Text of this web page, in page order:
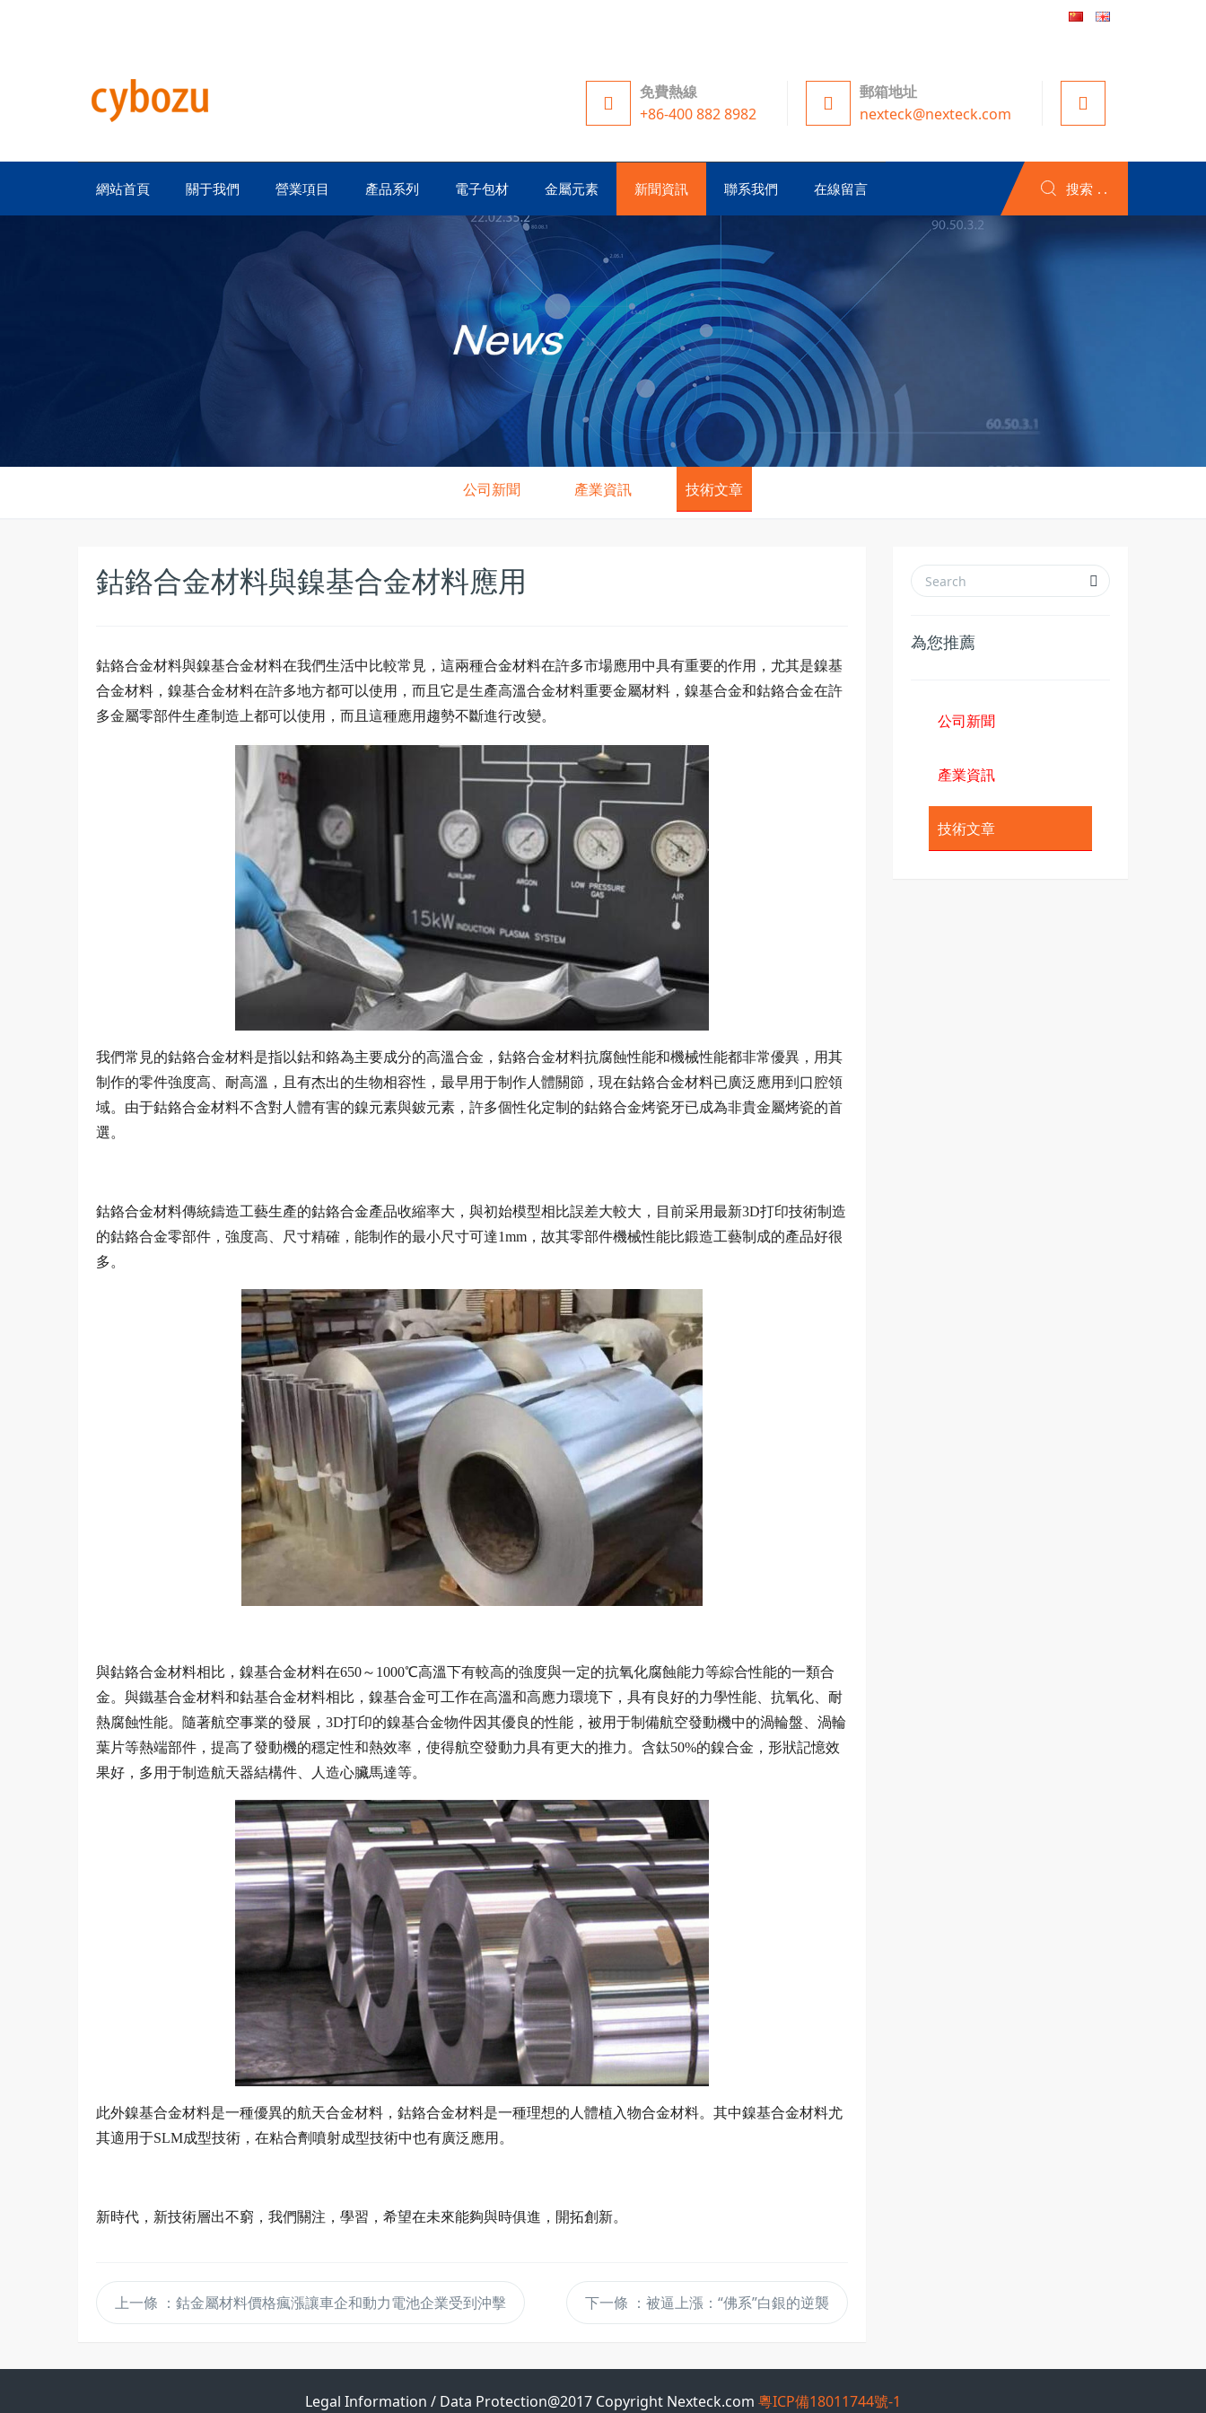
免費熱線
+86-400 882 8982
郵箱地址
nexteck@nexteck.com
網站首頁 關于我們 營業項目 產品系列 電子包材 金屬元素 新聞資訊 聯系我們 在線留言 搜索
公司新聞 產業資訊 技術文章
鈷鉻合金材料與鎳基合金材料應用
鈷鉻合金材料與鎳基合金材料在我們生活中比較常見，這兩種合金材料在許多市場應用中具有重要的作用，尤其是鎳基
合金材料，鎳基合金材料在許多地方都可以使用，而且它是生產高溫合金材料重要金屬材料，鎳基合金和鈷鉻合金在許
多金屬零部件生產制造上都可以使用，而且這種應用趨勢不斷進行改變。
我們常見的鈷鉻合金材料是指以鈷和鉻為主要成分的高溫合金，鈷鉻合金材料抗腐蝕性能和機械性能都非常優異，用其
制作的零件強度高、耐高溫，且有杰出的生物相容性，最早用于制作人體關節，現在鈷鉻合金材料已廣泛應用到口腔領
域。由于鈷鉻合金材料不含對人體有害的鎳元素與鈹元素，許多個性化定制的鈷鉻合金烤瓷牙已成為非貴金屬烤瓷的首
選。
鈷鉻合金材料傳統鑄造工藝生產的鈷鉻合金產品收縮率大，與初始模型相比誤差大較大，目前采用最新3D打印技術制造
的鈷鉻合金零部件，強度高、尺寸精確，能制作的最小尺寸可達1mm，故其零部件機械性能比鍛造工藝制成的產品好很
多。
與鈷鉻合金材料相比，鎳基合金材料在650～1000℃高溫下有較高的強度與一定的抗氧化腐蝕能力等綜合性能的一類合
金。與鐵基合金材料和鈷基合金材料相比，鎳基合金可工作在高溫和高應力環境下，具有良好的力學性能、抗氧化、耐
熱腐蝕性能。隨著航空事業的發展，3D打印的鎳基合金物件因其優良的性能，被用于制備航空發動機中的渦輪盤、渦輪
葉片等熱端部件，提高了發動機的穩定性和熱效率，使得航空發動力具有更大的推力。含鈦50%的鎳合金，形狀記憶效
果好，多用于制造航天器結構件、人造心臟馬達等。
此外鎳基合金材料是一種優異的航天合金材料，鈷鉻合金材料是一種理想的人體植入物合金材料。其中鎳基合金材料尤
其適用于SLM成型技術，在粘合劑噴射成型技術中也有廣泛應用。
新時代，新技術層出不窮，我們關注，學習，希望在未來能夠與時俱進，開拓創新。
上一條 ：鈷金屬材料價格瘋漲讓車企和動力電池企業受到沖擊 下一條 ：被逼上漲：“佛系”白銀的逆襲
為您推薦
公司新聞
產業資訊
技術文章
Legal Information / Data Protection@2017 Copyright Nexteck.com 粵ICP備18011744號-1